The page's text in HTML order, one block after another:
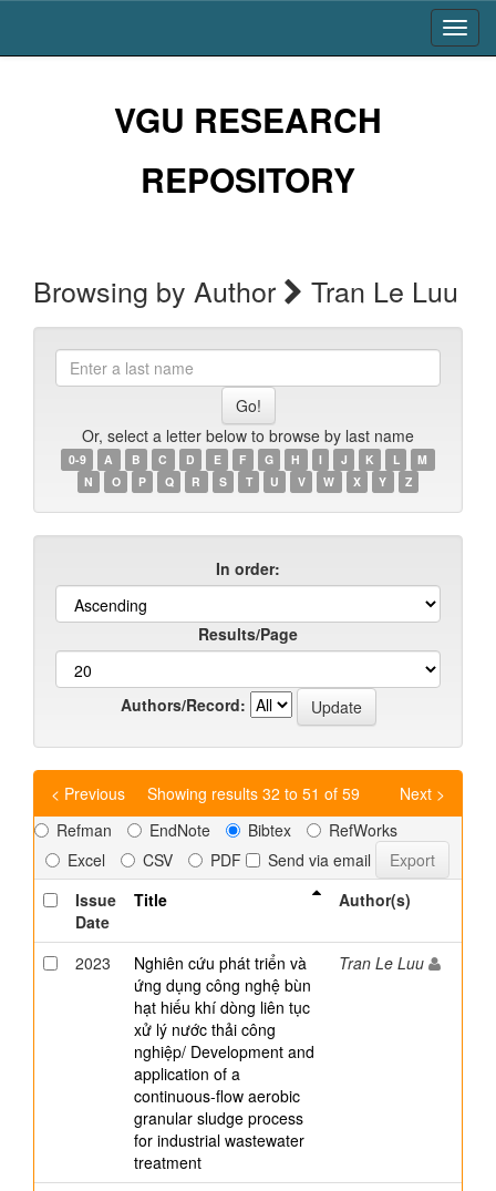
VGU RESEARCH
REPOSITORY
Browsing by Author Tran Le Luu
a
last
name
Or, select a letter below to browse by last name
0-9 A B C D E F G H I J K L
M
N
O P Q R S T U V W X Y Z
In order:
Results/Page
Authors/Record:
Showing results 32 to 51 of 59
< Previous
Next >
Refman
EndNote Bibtex
RefWorks
Excel
CSV PDF
Send via email
Issue
Date
Title Author(s)
2023
Nghiên cứu phát triển và
ứng dụng công nghệ bùn
hạt hiếu khí dòng liên tục
xử lý nước thải công
nghiệp/ Development and
application of a
continuous-flow aerobic
granular sludge process
for industrial wastewater
treatment
Tran Le Luu